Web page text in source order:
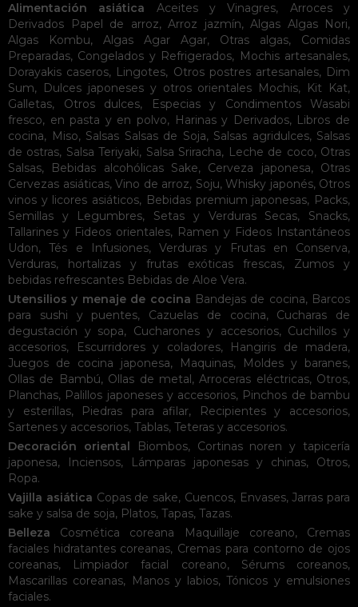
Alimentación asiática Aceites y Vinagres, Arroces y
Derivados
Papel de arroz, Arroz jazmín, Algas Algas Nori,
Algas Kombu, Algas Agar Agar, Otras algas, Comidas
Preparadas, Congelados y Refrigerados, Mochis artesanales,
Dorayakis caseros, Lingotes, Otros postres artesanales, Dim
Sum, Dulces japoneses y otros orientales Mochis, Kit Kat,
Galletas, Otros dulces, Especias y Condimentos
Wasabi
fresco, en pasta y en polvo, Harinas y Derivados, Libros de
cocina, Miso, Salsas Salsas de Soja, Salsas agridulces, Salsas
de ostras, Salsa Teriyaki, Salsa Sriracha, Leche de coco, Otras
Salsas, Bebidas alcohólicas Sake, Cerveza japonesa, Otras
Cervezas asiáticas, Vino de arroz, Soju, Whisky japonés, Otros
vinos y licores asiáticos, Bebidas premium japonesas, Packs,
Semillas y Legumbres, Setas y Verduras Secas, Snacks,
Tallarines y Fideos orientales, Ramen y Fideos Instantáneos
Udon,Tés e Infusiones, Verduras y Frutas en Conserva,
Verduras, hortalizas y frutas exóticas frescas, Zumos y
bebidas refrescantes Bebidas de Aloe Vera.
Utensilios y menaje de cocina Bandejas de cocina, Barcos
para sushi y puentes, Cazuelas de cocina, Cucharas de
degustación y sopa, Cucharones y accesorios, Cuchillos y
accesorios, Escurridores y coladores, Hangiris de madera,
Juegos de cocina japonesa, Maquinas, Moldes y baranes,
Ollas de Bambú, Ollas de metal,Arroceras eléctricas, Otros,
Planchas, Palillos japoneses y accesorios, Pinchos de bambu
y esterillas, Piedras para afilar, Recipientes y accesorios,
Sartenes y accesorios, Tablas, Teteras y accesorios.
Decoración oriental
Biombos, Cortinas noren y tapicería
japonesa, Inciensos, Lámparas japonesas y chinas, Otros,
Ropa.
Vajilla asiática Copas de sake, Cuencos, Envases,Jarras para
sake y salsa de soja, Platos, Tapas, Tazas.
Belleza
Cosmética coreana Maquillaje coreano, Cremas
faciales hidratantes coreanas, Cremas para contorno de ojos
coreanas, Limpiador facial coreano, Sérums coreanos,
Mascarillas coreanas, Manos y labios,Tónicos y emulsiones
faciales.